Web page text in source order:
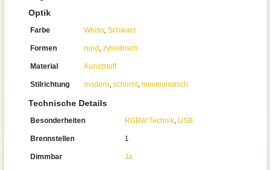
Optik
Farbe Weiss, Schwarz
Formen rund , zylindrisch
Material Kunststoff
Stilrichtung modern, schlicht, minimalistisch
Technische Details
Besonderheiten RGBW Technik, USB
Brennstellen 1
Dimmbar Ja